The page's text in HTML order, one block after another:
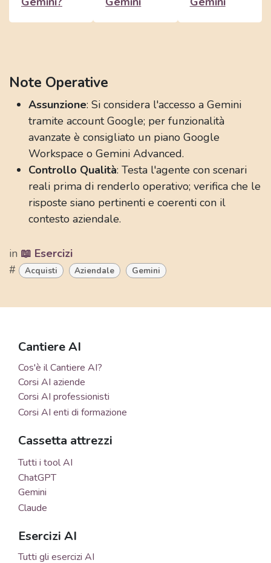
Note Operative
Assunzione: Si considera l'accesso a Gemini
tramite account Google; per funzionalità
avanzate è consigliato un piano Google
Workspace o Gemini Advanced.
Controllo Qualità: Testa l'agente con scenari
reali prima di renderlo operativo; verifica che le
risposte siano pertinenti e coerenti con il
contesto aziendale.
in 📖 Esercizi
#
Acquisti Aziendale Gemini
Cantiere AI
Cos'è il Cantiere AI?
Corsi AI aziende
Corsi AI professionisti
Corsi AI enti di formazione
Cassetta attrezzi
Tutti i tool AI
ChatGPT
Gemini
Claude
Esercizi AI
Tutti gli esercizi AI